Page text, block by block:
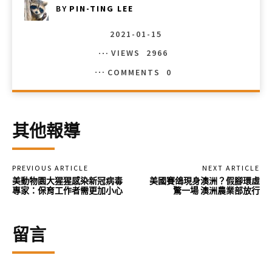
BY PIN-TING LEE
2021-01-15
VIEWS
2966
COMMENTS
0
其他報導
PREVIOUS ARTICLE
美動物園大猩猩感染新冠病毒
專家：保育工作者需更加小心
NEXT ARTICLE
美國賽鴿現身澳洲？假腳環虛
驚一場 澳洲農業部放行
留言